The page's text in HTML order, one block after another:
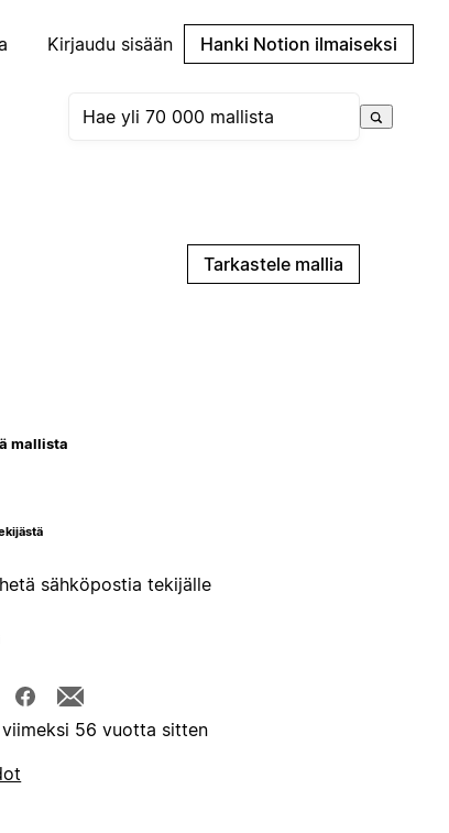
Kirjaudu sisään Hanki Notion ilmaiseksi
Tarkastele mallia
mallista
sähköpostia tekijälle
56 vuotta sitten